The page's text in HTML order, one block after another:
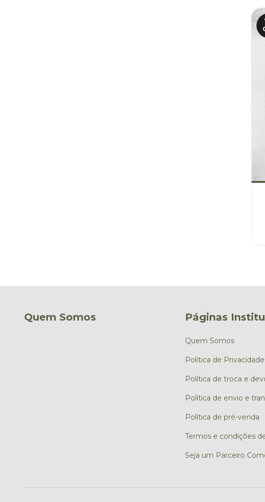
Quem Somos Páginas
Quem Somos
Política de Privacidade
Política de troca e
Política de envio e
Política de pré-venda
Termos e condições
Seja um Parceiro